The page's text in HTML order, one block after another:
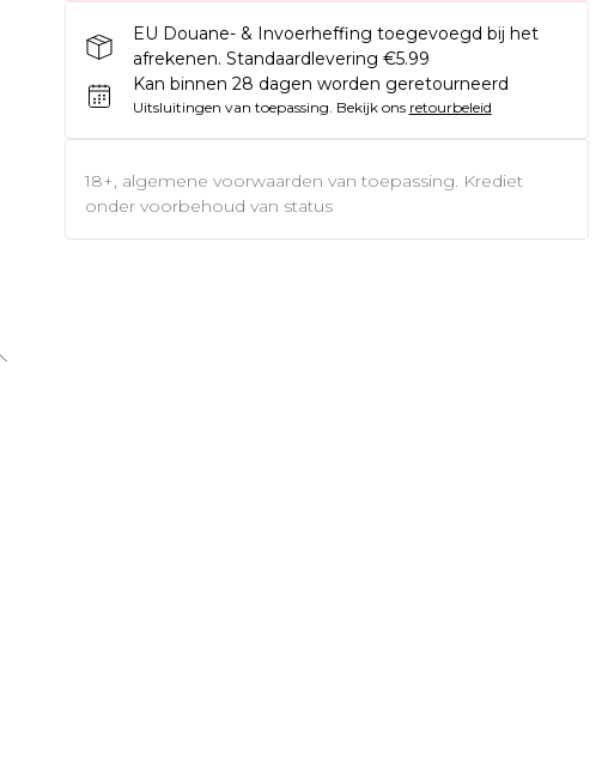
EU Douane- & Invoerheffing toegevoegd bij het
afrekenen. Standaardlevering €5.99
Kan binnen 28 dagen worden geretourneerd
Uitsluitingen van toepassing. Bekijk ons retourbeleid
18+, algemene voorwaarden van toepassing. Krediet
onder voorbehoud van status